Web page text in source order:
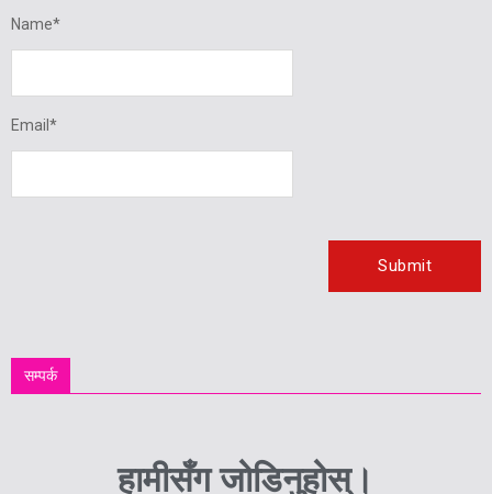
Name*
Email *
सम्पर्क
हामीसँग जोडिनुहोस्।